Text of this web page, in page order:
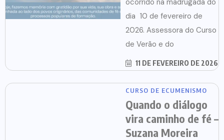
dia 10 de fevereiro de
2026. Assessora do Curso
de Verão e do
11 DE FEVEREIRO DE 2026
CURSO DE ECUMENISMO
Quando o diálogo
vira caminho de fé –
Suzana Moreira